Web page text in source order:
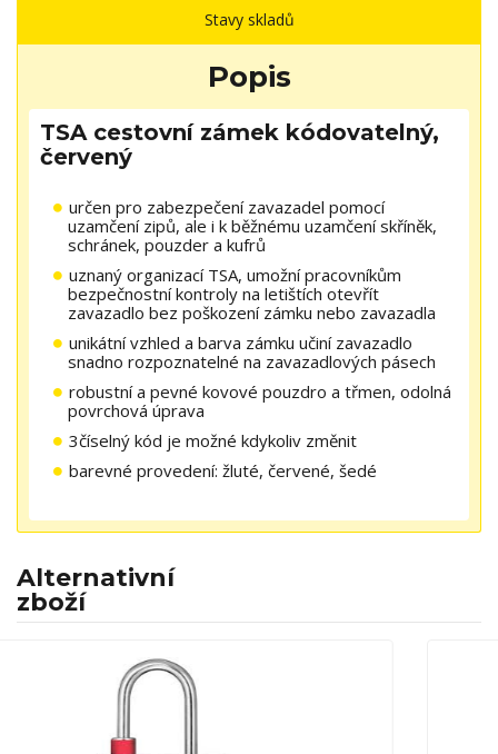
Stavy skladů
Popis
TSA cestovní zámek kódovatelný,
červený
určen pro zabezpečení zavazadel pomocí
uzamčení zipů, ale i k běžnému uzamčení skříněk,
schránek, pouzder a kufrů
uznaný organizací TSA, umožní pracovníkům
bezpečnostní kontroly na letištích otevřít
zavazadlo bez poškození zámku nebo zavazadla
unikátní vzhled a barva zámku učiní zavazadlo
snadno rozpoznatelné na zavazadlových pásech
robustní a pevné kovové pouzdro a třmen, odolná
povrchová úprava
3číselný kód je možné kdykoliv změnit
barevné provedení: žluté, červené, šedé
Alternativní
zboží